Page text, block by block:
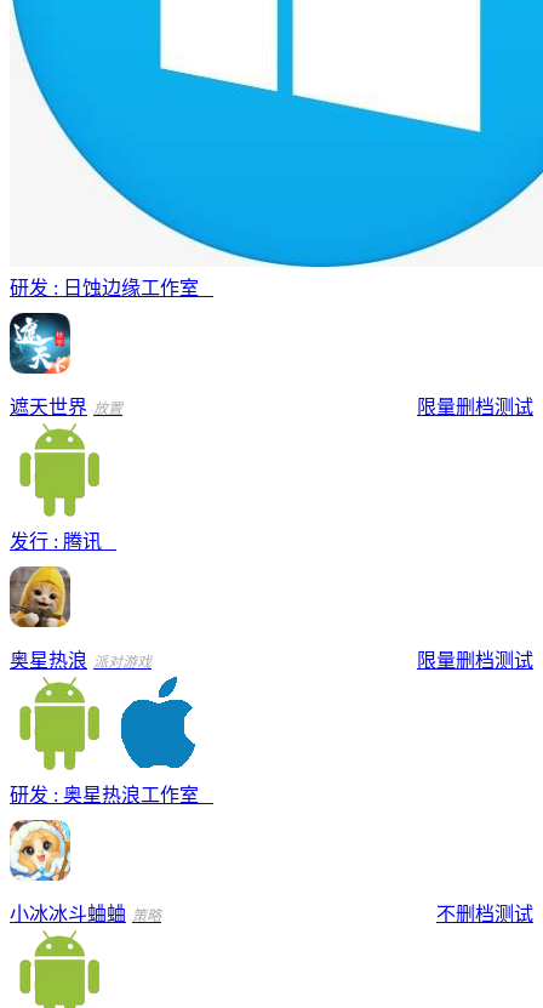
研发 : 日蚀边缘工作室
遮天世界 放置 限量删档测试
发行 : 腾讯
奥星热浪 派对游戏 限量删档测试
研发 : 奥星热浪工作室
小冰冰斗蛐蛐 策略 不删档测试